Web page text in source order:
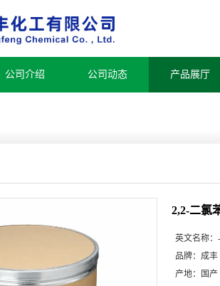
公司介绍 公司动态 产品展厅
2,2-二氯
英文名称： -
品牌： 成丰
产地：
国产